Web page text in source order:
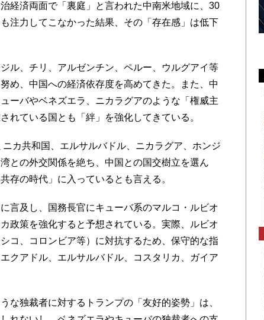
済両面で「裏庭」と言われた中南米地域に、30
注力してこなかった結果、その「存在感」は低下
、チリ、アルゼンチン、ペルー、ウルグアイ等
め、中国への経済依存度を高めてきた。また、中
ーバやベネズエラ、ニカラグアのような「権威主
れている国とも「絆」を強化してきている。
カ共和国、エルサルバドル、ニカラグア、ホンジ
との外交関係を絶ち、中国との国交樹立を選ん
存の時代」に入っているとも言える。
及し、国務長官にキューバ系のマルコ・ルビオ
政策を強化すると予想されている。実際、ルビオ
コ、コロンビア等）に対抗するため、保守的な指
クアドル、エルサルバドル、コスタリカ、ガイア
独裁者に対するトランプの「友好的姿勢」は、